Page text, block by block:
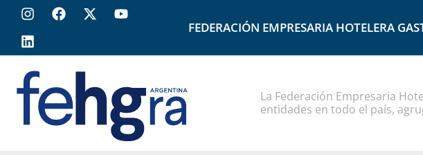
FEDERACIÓN EMPRESARIA HOTELERA
La Federación Empresaria
entidades en todo el país,